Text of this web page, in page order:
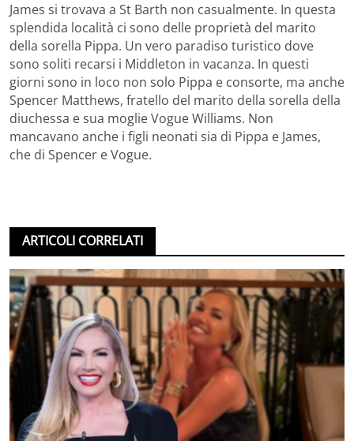
James si trovava a St Barth non casualmente. In questa
splendida località ci sono delle proprietà del marito
della sorella Pippa. Un vero paradiso turistico dove
sono soliti recarsi i Middleton in vacanza. In questi
giorni sono in loco non solo Pippa e consorte, ma anche
Spencer Matthews, fratello del marito della sorella della
diuchessa e sua moglie Vogue Williams. Non
mancavano anche i figli neonati sia di Pippa e James,
che di Spencer e Vogue.
ARTICOLI CORRELATI